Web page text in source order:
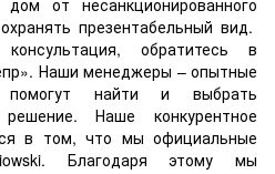
презентабельный вид.
обратитесь в
. Наши менеджеры – опытные
помогут найти и выбрать
Наше конкурентное
в том, что мы официальные
Благодаря этому мы